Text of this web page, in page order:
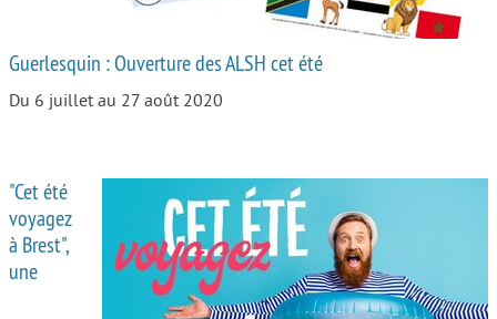
Guerlesquin : Ouverture des ALSH cet été
Du 6 juillet au 27 août 2020
"Cet été
voyagez
à Brest",
une